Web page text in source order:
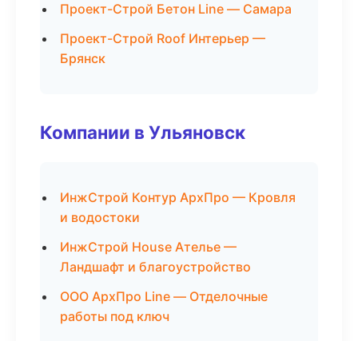
Проект-Строй Бетон Line — Самара
Проект-Строй Roof Интерьер —
Брянск
Компании в Ульяновск
ИнжСтрой Контур АрхПро — Кровля
и водостоки
ИнжСтрой House Ателье —
Ландшафт и благоустройство
ООО АрхПро Line — Отделочные
работы под ключ